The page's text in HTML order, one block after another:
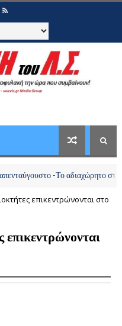
-Το αδιαχώρητο στα
επικεντρώνονται στο
επικεντρώνονται